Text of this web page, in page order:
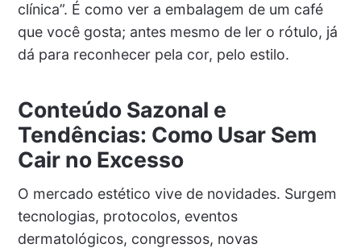
clínica”. É como ver a embalagem de um café
que você gosta; antes mesmo de ler o rótulo, já
dá para reconhecer pela cor, pelo estilo.
Conteúdo Sazonal e
Tendências: Como Usar Sem
Cair no Excesso
O mercado estético vive de novidades. Surgem
tecnologias, protocolos, eventos
dermatológicos, congressos, novas